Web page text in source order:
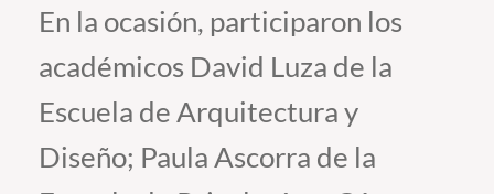
Admisión
Pregrado
Postgrado
Formación Continua
En la ocasión, participaron los
académicos David Luza de la
Escuela de Arquitectura y
Diseño; Paula Ascorra de la